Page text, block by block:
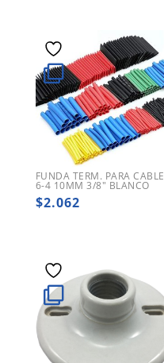
FUNDA TERM. PARA CABLE
6-4 10MM 3/8″ BLANCO
$2.062